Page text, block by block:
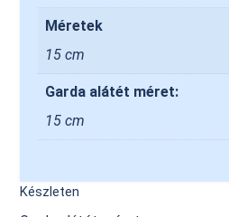
Méretek
15 cm
Garda alátét méret:
15 cm
Készleten